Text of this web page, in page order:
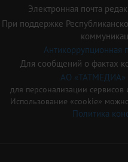
Электронная почта
При поддержке
Для сообщений о фактах
АО «ТАТМЕДИА»
для персонализации сервисов
Использование «cookie»
Политика